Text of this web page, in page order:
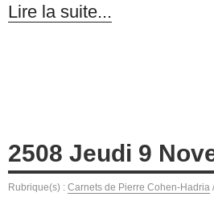
Lire la suite...
2508 Jeudi 9
Rubrique(s) : Carnets de Pierre Cohen-Hadria /